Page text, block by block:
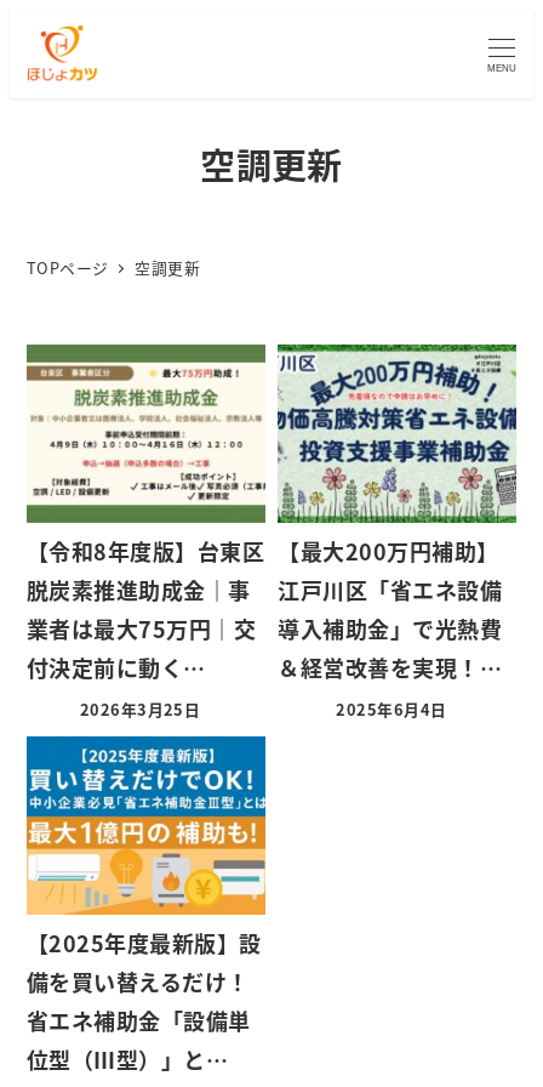
MENU
空調更新
TOPページ 空調更新
【令和8年度版】台東区
脱炭素推進助成金｜事
業者は最大75万円｜交
付決定前に動く…
2026年3月25日
【最大200万円補助】
江戸川区「省エネ設備
導入補助金」で光熱費
＆経営改善を実現！…
2025年6月4日
【2025年度最新版】設
備を買い替えるだけ！
省エネ補助金「設備単
位型（Ⅲ型）」と…